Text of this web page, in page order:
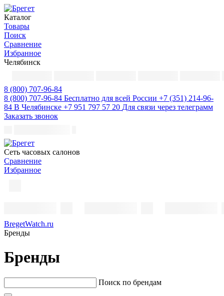
Каталог
Товары
Поиск
Сравнение
Избранное
Челябинск
8 (800) 707-96-84
8 (800) 707-96-84 Бесплатно для всей России +7 (351) 214-96-
84 В Челябинске +7 951 797 57 20 Для связи через телеграмм
Заказать звонок
Cеть часовых салонов
Сравнение
Избранное
BregetWatch.ru
Бренды
Бренды
Поиск по брендам